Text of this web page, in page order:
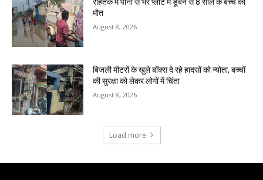
रोहतक में पानी से भरे प्लॉट में डूबने से 8 साल के बच्चे की
मौत
August 8, 2026
बिजली मीटरों के खुले बॉक्स दे रहे हादसों को न्योता, बच्चों
की सुरक्षा को लेकर लोगों में चिंता
August 8, 2026
Load more